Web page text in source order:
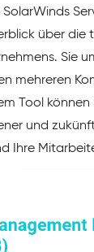
über die
Sie
mehreren
Tool können
und
Ihre